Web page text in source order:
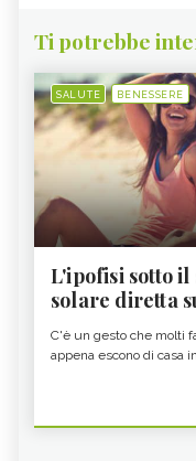
Ti potrebbe
SALUTE BENESSERE
L'ipofisi sotto il
solare diretta
C'è un gesto che molti
appena escono di casa